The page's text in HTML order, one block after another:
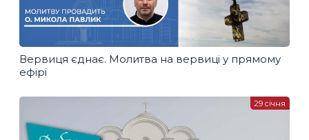
Вервиця єднає. Молитва на вервиці у прямому
ефірі
29 січня